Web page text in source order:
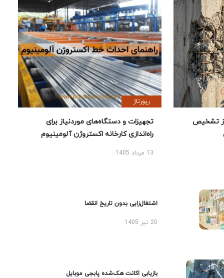
تشخیص
رپورتاژ
تجهیزات و دستگاه‌های موردنیاز برای
راه‌اندازی کارخانه اکستروژن آلومینیوم
13 مرداد 1405
اشتغال‌زایی بدون تاریخ انقضا
20 تیر 1405
بازیابی اکانت هک‌شده پابجی موبایل